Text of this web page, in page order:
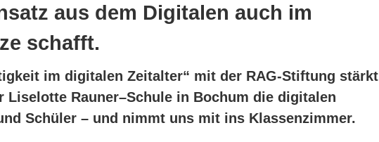
aus dem Digitalen auch im
schafft.
im digitalen Zeitalter“ mit der RAG-Stiftung stärkt
Rauner–Schule in Bochum die digitalen
Schüler – und nimmt uns mit ins Klassenzimmer.